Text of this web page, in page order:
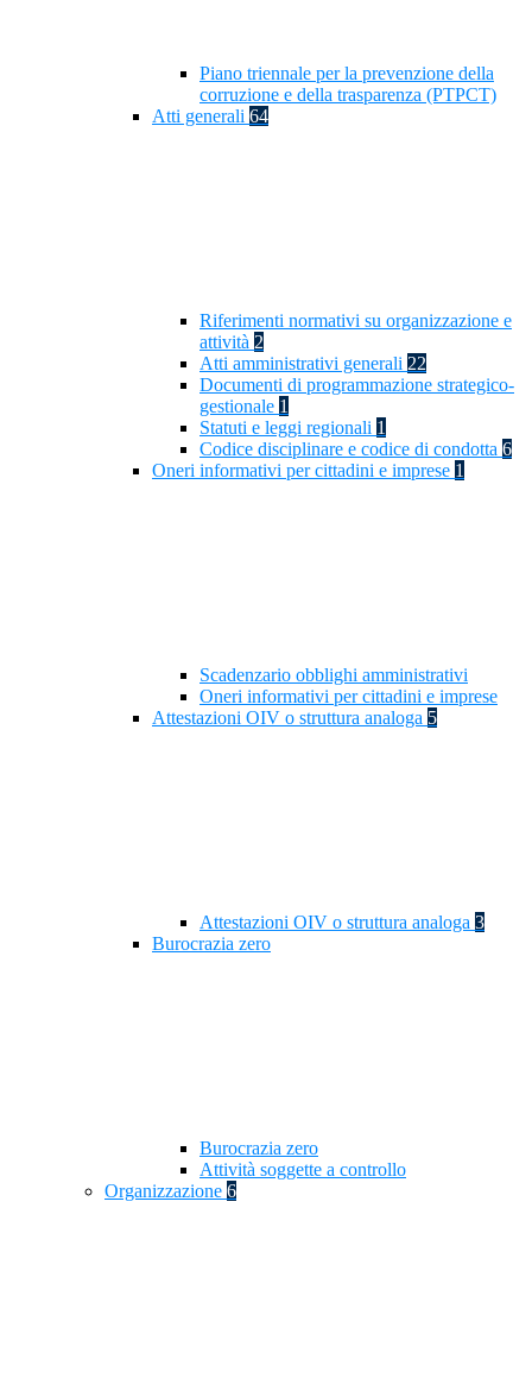
Piano triennale per la prevenzione della
corruzione e della trasparenza (PTPCT)
Atti generali 64
Riferimenti normativi su organizzazione e
attività 2
Atti amministrativi generali 22
Documenti di programmazione strategico-
gestionale 1
Statuti e leggi regionali 1
Codice disciplinare e codice di condotta 6
Oneri informativi per cittadini e imprese 1
Scadenzario obblighi amministrativi
Oneri informativi per cittadini e imprese
Attestazioni OIV o struttura analoga 5
Attestazioni OIV o struttura analoga 3
Burocrazia zero
Burocrazia zero
Attività soggette a controllo
Organizzazione 6